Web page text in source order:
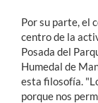
Por su parte, el
centro de la
Posada del
Humedal de
esta filosofía.
porque nos